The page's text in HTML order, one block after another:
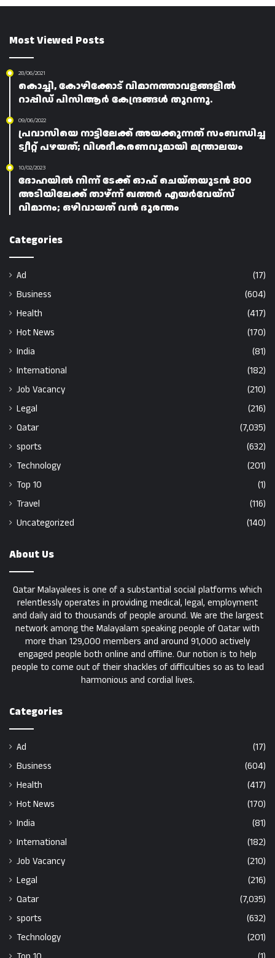
Most Viewed Posts
28/06/2021
കൊച്ചി, കോഴിക്കോട് വിമാനത്താവളങ്ങളിൽ
റാപ്പിഡ് പിസിആർ കേന്ദ്രങ്ങൾ തുറന്നു.
09/06/2022
പ്രവാസിയെ നാട്ടിലേക്ക് അയക്കുന്നത് സംബന്ധിച്ച
ട്വീറ്റ് പഴയത്; വിശദീകരണവുമായി മന്ത്രാലയം
10/02/2023
ദോഹയിൽ നിന്ന് ടേക്ക് ഓഫ് ചെയ്തയുടൻ 800
അടിയിലേക്ക് താഴ്ന്ന് ഖത്തർ എയർവേയ്‌സ്
വിമാനം; ഒഴിവായത് വൻ ദുരന്തം
Categories
Ad
(17)
Business
(604)
Health
(417)
Hot News
(170)
India
(81)
International
(182)
Job Vacancy
(210)
Legal
(216)
Qatar
(7,035)
sports
(632)
Technology
(201)
Top 10
(1)
Travel
(116)
Uncategorized
(140)
About Us
Qatar Malayalees is one of a substantial social platforms which
relentlessly operates in providing medical, legal, employment
and daily aid to thousands of people around. We are the largest
network among the Malayalam speaking people of Qatar with
more than 129,000 members and around 91,000 actively
engaged people both online and offline. Our notion is to help
people to come out of their shackles of difficulties so as to lead
harmonious and cordial lives.
Categories
Ad
(17)
Business
(604)
Health
(417)
Hot News
(170)
India
(81)
International
(182)
Job Vacancy
(210)
Legal
(216)
Qatar
(7,035)
sports
(632)
Technology
(201)